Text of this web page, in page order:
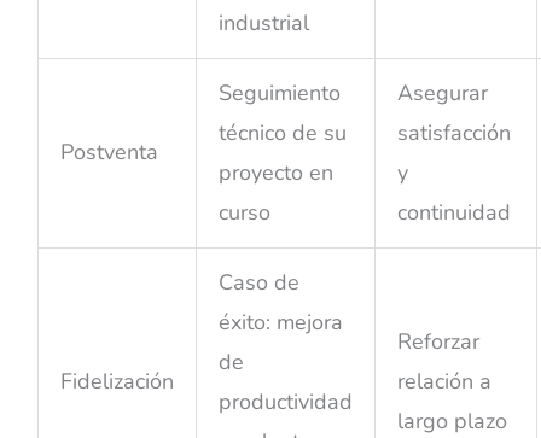
industrial
Postventa
Seguimiento
técnico de su
proyecto en
curso
Asegurar
satisfacción
y
continuidad
Fidelización
Caso de
éxito: mejora
de
productividad
Reforzar
relación a
largo plazo